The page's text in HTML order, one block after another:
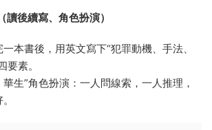
後續寫、角色扮演）
本書後，用英文寫下“犯罪動機、手法、
要素。
生”角色扮演：一人問線索，一人推理，